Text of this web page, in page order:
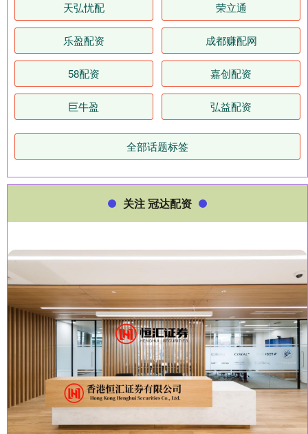
天弘忧配 荣立通
乐盈配资 成都赚配网
58配资 嘉创配资
巨牛盈 弘益配资
全部话题标签
关注 冠达配资